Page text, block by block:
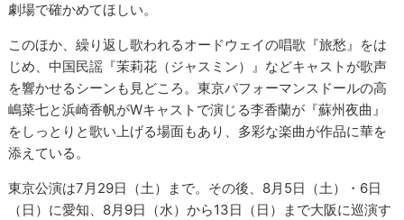
劇場で確かめてほしい。
このほか、繰り返し歌われるオードウェイの唱歌『旅愁』をは
じめ、中国民謡『茉莉花（ジャスミン）』などキャストが歌声
を響かせるシーンも見どころ。東京パフォーマンスドールの高
嶋菜七と浜崎香帆がWキャストで演じる李香蘭が『蘇州夜曲』
をしっとりと歌い上げる場面もあり、多彩な楽曲が作品に華を
添えている。
東京公演は7月29日（土）まで。その後、8月5日（土）・6日
（日）に愛知、8月9日（水）から13日（日）まで大阪に巡演す